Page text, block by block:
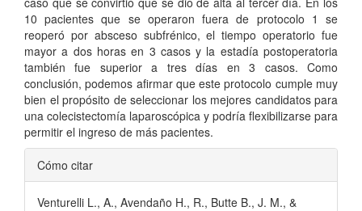
10 pacientes que se operaron fuera de protocolo 1 se
reoperó por absceso subfrénico, el tiempo operatorio fue
mayor a dos horas en 3 casos y la estadía postoperatoria
también fue superior a tres días en 3 casos. Como
conclusión, podemos afirmar que este protocolo cumple muy
bien el propósito de seleccionar los mejores candidatos para
una colecistectomía laparoscópica y podría flexibilizarse para
permitir el ingreso de más pacientes.
Detalles
del
Cómo citar
Venturelli L., A., Avendaño H., R., Butte B., J. M., &